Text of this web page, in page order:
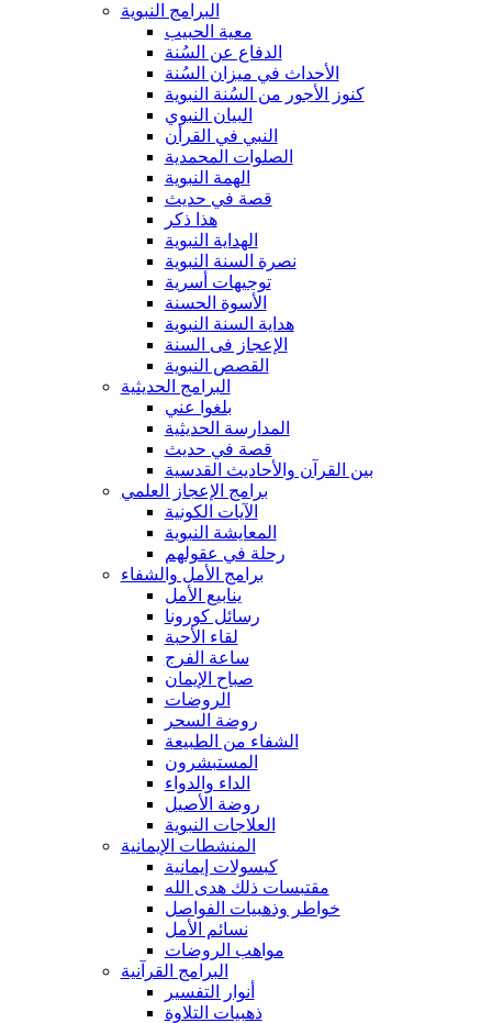
البرامج النبوية
معية الحبيب
الدفاع عن السُنة
الأحداث في ميزان السُنة
كنوز الأجور من السُنة النبوية
البيان النبوي
النبي في القرأن
الصلوات المحمدية
الهمة النبوية
قصة في حديث
هذا ذكر
الهداية النبوية
نصرة السنة النبوية
توجيهات أسرية
الأسوة الحسنة
هداية السنة النبوية
الإعجاز فى السنة
القصص النبوية
البرامج الحديثية
بلغوا عني
المدارسة الحديثية
قصة في حديث
بين القرآن والأحاديث القدسية
برامج الإعجاز العلمي
الآيات الكونية
المعايشة النبوية
رحلة في عقولهم
برامج الأمل والشفاء
ينابيع الأمل
رسائل كورونا
لقاء الأحبة
ساعة الفرج
صباح الإيمان
الروضات
روضة السحر
الشفاء من الطبيعة
المستبشرون
الداء والدواء
روضة الأصيل
العلاجات النبوية
المنشطات الإيمانية
كبسولات إيمانية
مقتبسات ذلك هدى الله
خواطر وذهبيات الفواصل
نسائم الأمل
مواهب الروضات
البرامج القرآنية
أنوار التفسير
ذهبيات التلاوة